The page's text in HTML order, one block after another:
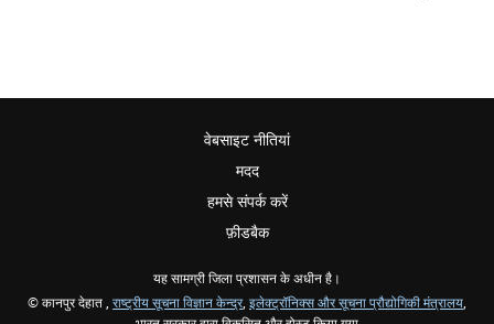
वेबसाइट नीतियां
मदद
हमसे संपर्क करें
फ़ीडबैक
यह सामग्री जिला प्रशासन के अधीन है।
© कानपुर देहात , राष्ट्रीय सूचना विज्ञान केन्द्र, इलेक्ट्रॉनिक्स और सूचना प्रौद्योगिकी मंत्रालय,